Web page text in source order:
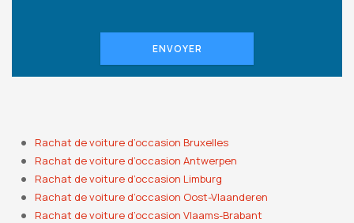
ENVOYER
Rachat de voiture d’occasion Bruxelles
Rachat de voiture d’occasion Antwerpen
Rachat de voiture d’occasion Limburg
Rachat de voiture d’occasion Oost-Vlaanderen
Rachat de voiture d’occasion Vlaams-Brabant